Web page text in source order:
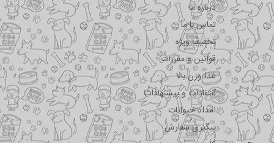
درباره ما
تماس با ما
تخفیف ویژه
قوانین و مقررات
غذا وزن بالا
انتقادات و پیشنهادات
امداد حیوانات
پیگیری سفارش